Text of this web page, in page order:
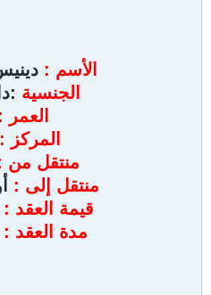
الأسم :
الجنسية
العمر :
المركز :
منتقل من
منتقل إلى :
قيمة العقد :
مدة العقد :